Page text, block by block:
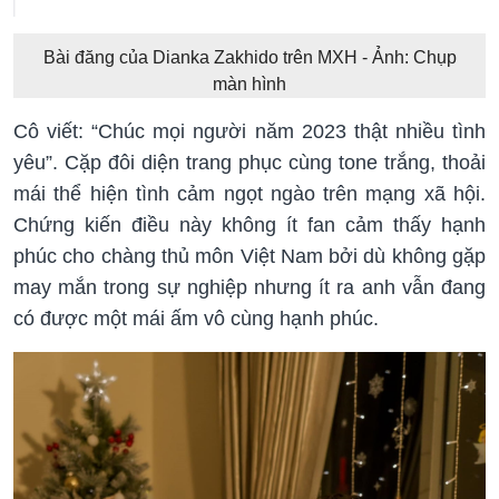
Bài đăng của Dianka Zakhido trên MXH - Ảnh: Chụp
màn hình
Cô viết: “Chúc mọi người năm 2023 thật nhiều tình
yêu”. Cặp đôi diện trang phục cùng tone trắng, thoải
mái thể hiện tình cảm ngọt ngào trên mạng xã hội.
Chứng kiến điều này không ít fan cảm thấy hạnh
phúc cho chàng thủ môn Việt Nam bởi dù không gặp
may mắn trong sự nghiệp nhưng ít ra anh vẫn đang
có được một mái ấm vô cùng hạnh phúc.